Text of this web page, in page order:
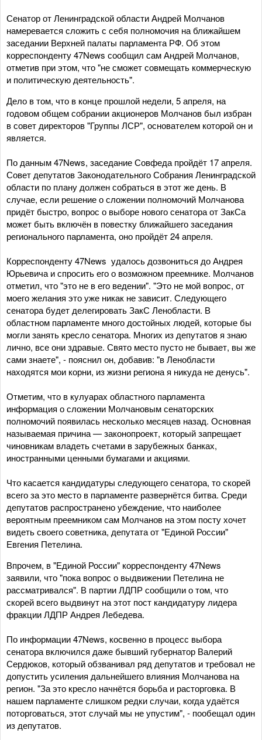
Сенатор от Ленинградской области Андрей Молчанов
намеревается сложить с себя полномочия на ближайшем
заседании Верхней палаты парламента РФ. Об этом
корреспонденту 47News сообщил сам Андрей Молчанов,
отметив при этом, что "не сможет совмещать коммерческую
и политическую деятельность".
Дело в том, что в конце прошлой недели, 5 апреля, на
годовом общем собрании акционеров Молчанов был избран
в совет директоров "Группы ЛСР", основателем которой он и
является.
По данным 47News, заседание Совфеда пройдёт 17 апреля.
Совет депутатов Законодательного Собрания Ленинградской
области по плану должен собраться в этот же день. В
случае, если решение о сложении полномочий Молчанова
придёт быстро, вопрос о выборе нового сенатора от ЗакСа
может быть включён в повестку ближайшего заседания
регионального парламента, оно пройдёт 24 апреля.
Корреспонденту 47News удалось дозвониться до Андрея
Юрьевича и спросить его о возможном преемнике. Молчанов
отметил, что "это не в его ведении". "Это не мой вопрос, от
моего желания это уже никак не зависит. Следующего
сенатора будет делегировать ЗакС Ленобласти. В
областном парламенте много достойных людей, которые бы
могли занять кресло сенатора. Многих из депутатов я знаю
лично, все они здравые. Свято место пусто не бывает, вы же
сами знаете", - пояснил он, добавив: "в Ленобласти
находятся мои корни, из жизни региона я никуда не денусь".
Отметим, что в кулуарах областного парламента
информация о сложении Молчановым сенаторских
полномочий появилась несколько месяцев назад. Основная
называемая причина — законопроект, который запрещает
чиновникам владеть счетами в зарубежных банках,
иностранными ценными бумагами и акциями.
Что касается кандидатуры следующего сенатора, то скорей
всего за это место в парламенте развернётся битва. Среди
депутатов распространено убеждение, что наиболее
вероятным преемником сам Молчанов на этом посту хочет
видеть своего советника, депутата от "Единой России"
Евгения Петелина.
Впрочем, в "Единой России" корреспонденту 47News
заявили, что "пока вопрос о выдвижении Петелина не
рассматривался". В партии ЛДПР сообщили о том, что
скорей всего выдвинут на этот пост кандидатуру лидера
фракции ЛДПР Андрея Лебедева.
По информации 47News, косвенно в процесс выбора
сенатора включился даже бывший губернатор Валерий
Сердюков, который обзванивал ряд депутатов и требовал не
допустить усиления дальнейшего влияния Молчанова на
регион. "За это кресло начнётся борьба и расторговка. В
нашем парламенте слишком редки случаи, когда удаётся
поторговаться, этот случай мы не упустим", - пообещал один
из депутатов.